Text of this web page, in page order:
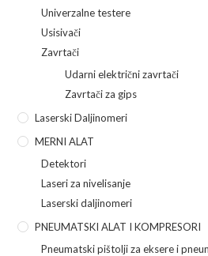
Univerzalne testere
Usisivači
Zavrtači
Udarni električni zavrtači
Zavrtači za gips
Laserski Daljinomeri
MERNI ALAT
Detektori
Laseri za nivelisanje
Laserski daljinomeri
PNEUMATSKI ALAT I KOMPRESORI
Pneumatski pištolji za eksere i